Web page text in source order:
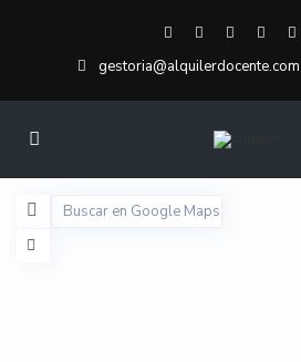
gestoria@alquilerdocente.com